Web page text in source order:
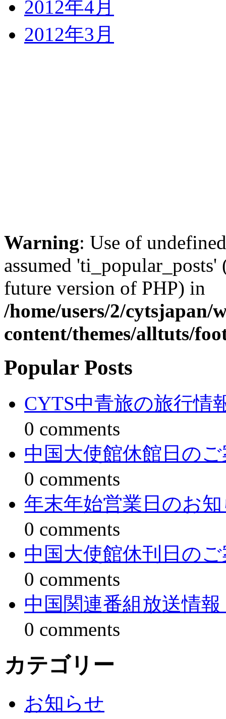
2012年4月
2012年3月
Warning: Use of
assumed
future version of PHP) in
/home/users/2/cytsjapan/
content/themes/alltuts/
Popular Posts
CYTS中青旅の旅行情
0 comments
中国大使館休館日の
0 comments
年末年始営業日のお
0 comments
中国大使館休刊日の
0 comments
中国関連番組放送情
0 comments
カテゴリー
お知らせ